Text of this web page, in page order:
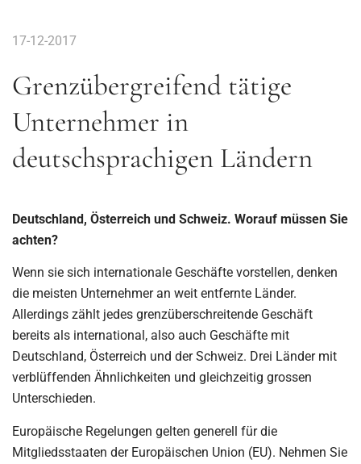
17-12-2017
Grenzübergreifend tätige
Unternehmer in
deutschsprachigen Ländern
Deutschland, Österreich und Schweiz. Worauf müssen Sie
achten?
Wenn sie sich internationale Geschäfte vorstellen, denken
die meisten Unternehmer an weit entfernte Länder.
Allerdings zählt jedes grenzüberschreitende Geschäft
bereits als international, also auch Geschäfte mit
Deutschland, Österreich und der Schweiz. Drei Länder mit
verblüffenden Ähnlichkeiten und gleichzeitig grossen
Unterschieden.
Europäische Regelungen gelten generell für die
Mitgliedsstaaten der Europäischen Union (EU). Nehmen Sie